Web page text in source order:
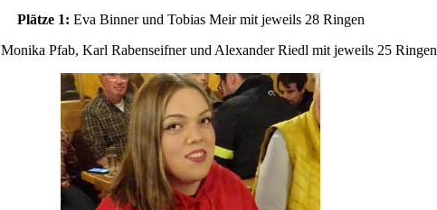
Plätze 1: Eva Binner und Tobias Meir mit jeweils 28 Ringen
Monika Pfab, Karl Rabenseifner und Alexander Riedl mit jeweils 25 Ringen